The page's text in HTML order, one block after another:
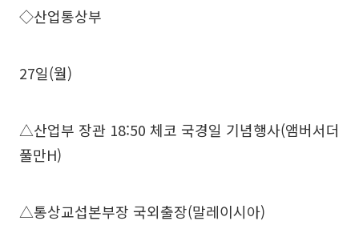
◇산업통상부
27일(월)
△산업부 장관 18:50 체코 국경일 기념행사(앰버서더
풀만H)
△통상교섭본부장 국외출장(말레이시아)